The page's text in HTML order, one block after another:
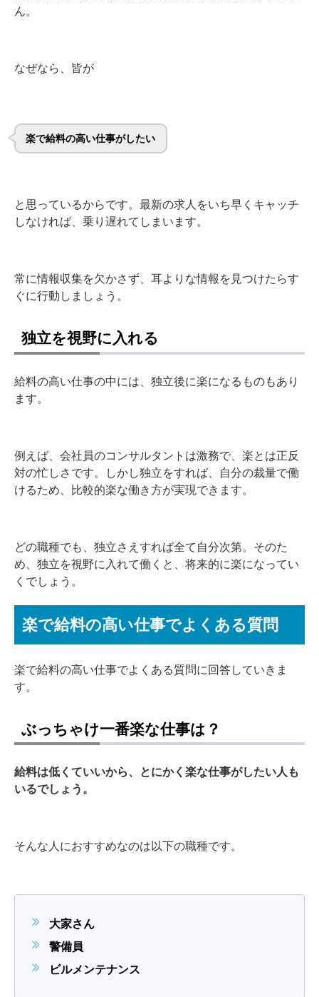
ん。
なぜなら、皆が
楽で給料の高い仕事がしたい
と思っているからです。最新の求人をいち早くキャッチ
しなければ、乗り遅れてしまいます。
常に情報収集を欠かさず、耳よりな情報を見つけたらす
ぐに行動しましょう。
独立を視野に入れる
給料の高い仕事の中には、独立後に楽になるものもあり
ます。
例えば、会社員のコンサルタントは激務で、楽とは正反
対の忙しさです。しかし独立をすれば、自分の裁量で働
けるため、比較的楽な働き方が実現できます。
どの職種でも、独立さえすれば全て自分次第。そのた
め、独立を視野に入れて働くと、将来的に楽になってい
くでしょう。
楽で給料の高い仕事でよくある質問
楽で給料の高い仕事でよくある質問に回答していきま
す。
ぶっちゃけ一番楽な仕事は？
給料は低くていいから、とにかく楽な仕事がしたい人も
いるでしょう。
そんな人におすすめなのは以下の職種です。
大家さん
警備員
ビルメンテナンス